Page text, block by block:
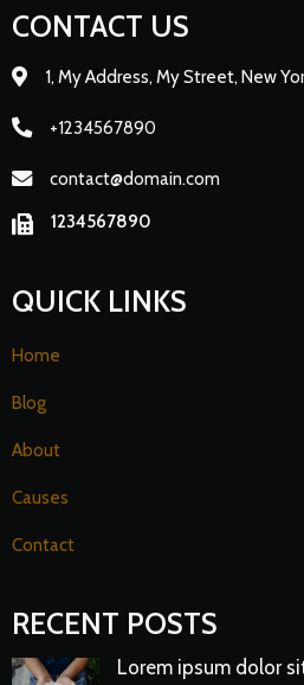
CONTACT US
1, My Address, My Street, New
+1234567890
contact@domain.com
1234567890
QUICK LINKS
Home
Blog
About
Causes
Contact
RECENT POSTS
Lorem ipsum dolor